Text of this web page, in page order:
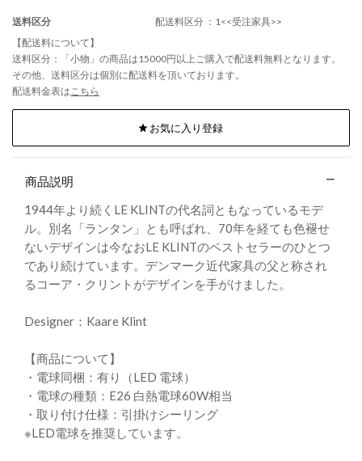
送料区分
配送料区分 ：1<<受注家具>>
【配送料について】
送料区分：「小物」の商品は15000円以上ご購入で配送料無料となります。
その他、送料区分は個別に配送料を頂いております。
配送料金表は こちら
お気に入り登録
商品説明
1944年より続くLE KLINTの代名詞ともなっているモデ
ル。別名「ランタン」とも呼ばれ、70年を経ても色褪せ
ないデザインは今なおLE KLINTのベストセラーのひとつ
であり続けています。デンマーク近代家具の父と称され
るコーア・クリントがデザインを手がけました。
Designer：Kaare Klint
【商品について】
・電球同梱：有り（LED 電球）
・電球の種類：E26 白熱電球60W相当
・取り付け仕様：引掛けシーリング
※LED電球を推奨しています。